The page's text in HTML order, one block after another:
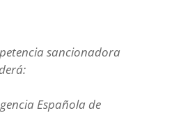
sancionadora
Española de